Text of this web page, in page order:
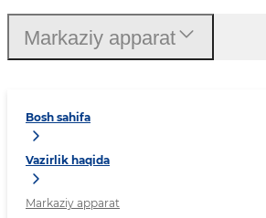
Bosh sahifa
Vazirlik haqida
Markaziy apparat
Markaziy apparat